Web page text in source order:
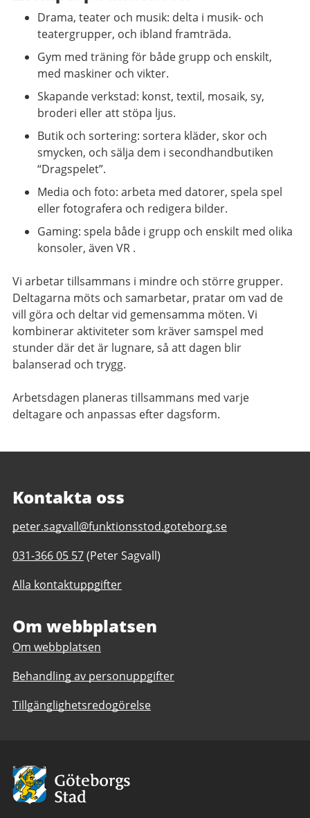
Drama, teater och musik: delta i musik- och
teatergrupper, och ibland framträda.
Gym med träning för både grupp och enskilt,
med maskiner och vikter.
Skapande verkstad: konst, textil, mosaik, sy,
broderi eller att stöpa ljus.
Butik och sortering: sortera kläder, skor och
smycken, och sälja dem i secondhandbutiken
“Dragspelet”.
Media och foto: arbeta med datorer, spela spel
eller fotografera och redigera bilder.
Gaming: spela både i grupp och enskilt med olika
konsoler, även VR .
Vi arbetar tillsammans i mindre och större grupper.
Deltagarna möts och samarbetar, pratar om vad de
vill göra och deltar vid gemensamma möten. Vi
kombinerar aktiviteter som kräver samspel med
stunder där det är lugnare, så att dagen blir
balanserad och trygg.
Arbetsdagen planeras tillsammans med varje
deltagare och anpassas efter dagsform.
Kontakta oss
E-
till
Mor
Livas
daglig
verksamhet
Stad
peter.sagvall@funktionsstod.goteborg.se
Telefonnummer
Mor
Stig
verksamhet
Göteborgs
031-366 05 57(Peter Sagvall)
Alla kontaktuppgifter
Om webbplatsen
Om webbplatsen
Behandling av personuppgifter
Tillgänglighetsredogörelse
Avsändare:
Göteborgs
Stad